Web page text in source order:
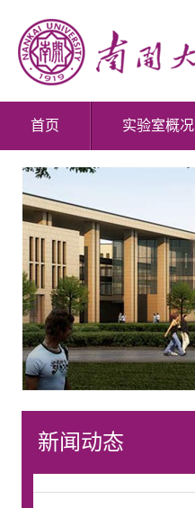
首页 实验室概况
新闻动态